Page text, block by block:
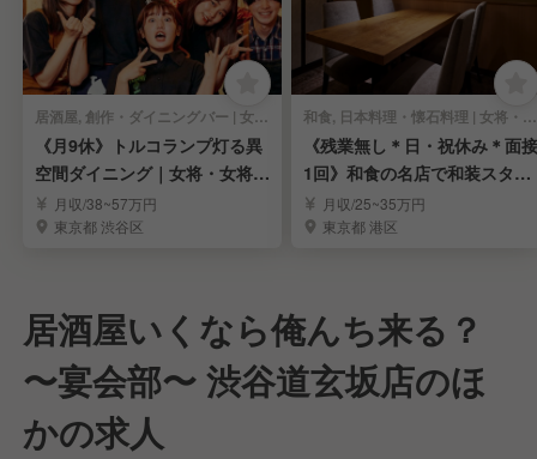
居酒屋, 創作・ダイニングバー | 女将・和装ホール
《月9休》トルコランプ灯る異
空間ダイニング｜女将・女将候
補求む！
月収/38~57万円
東京都 渋谷区
和食, 日本料理・懐石料理 | 女将・和装ホール
《残業無し＊日・祝休み＊面接
1回》和食の名店で和装スタッ
フ募集｜表参道
月収/25~35万円
東京都 港区
居酒屋いくなら俺んち来る？
〜宴会部〜 渋谷道玄坂店のほ
かの求人